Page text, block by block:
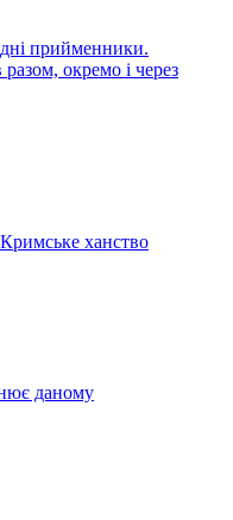
прийменники.
окремо і через
ханство
даному